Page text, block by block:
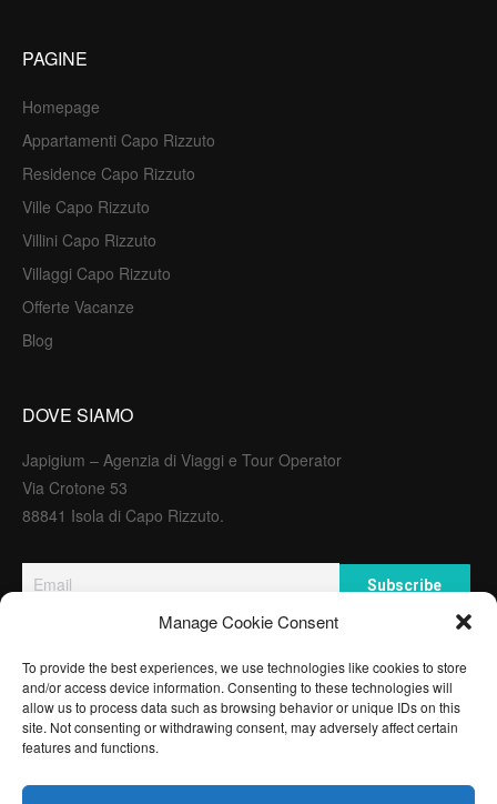
Manage Cookie Consent
To provide the best experiences, we use technologies like cookies to store
and/or access device information. Consenting to these technologies will
allow us to process data such as browsing behavior or unique IDs on this
site. Not consenting or withdrawing consent, may adversely affect certain
features and functions.
PAGINE
Homepage
Appartamenti Capo Rizzuto
Residence Capo Rizzuto
Ville Capo Rizzuto
Villini Capo Rizzuto
Villaggi Capo Rizzuto
Offerte Vacanze
Blog
DOVE SIAMO
Japigium – Agenzia di Viaggi e Tour Operator
Via Crotone 53
88841 Isola di Capo Rizzuto.